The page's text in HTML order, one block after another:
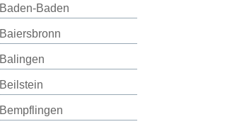
Baden-Baden
Baiersbronn
Balingen
Beilstein
Bempflingen